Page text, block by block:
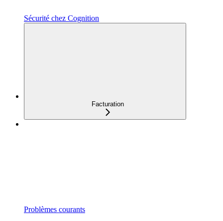
Sécurité chez Cognition
Facturation
Problèmes courants